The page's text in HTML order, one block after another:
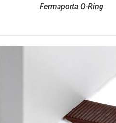
Fermaporta O-Ring